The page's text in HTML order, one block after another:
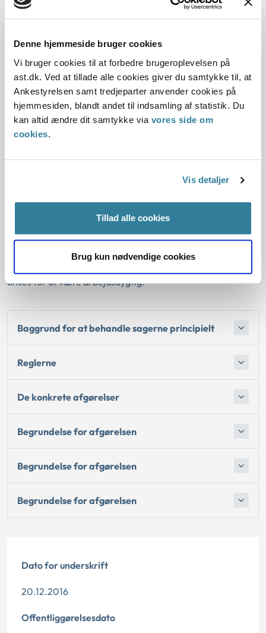
Denne hjemmeside bruger cookies
Vi bruger cookies til at forbedre brugeroplevelsen på
ast.dk. Ved at tillade alle cookies giver du samtykke til, at
Ankestyrelsen samt tredjeparter anvender cookies på
hjemmesiden, blandt andet til indsamling af statistik. Du
kan altid ændre dit samtykke via vores side om
cookies.
Vis detaljer
Tillad alle cookies
Brug kun nødvendige cookies
understøttede borgerens forklaring, og at borgeren ikke var
fremkommet med yderligere oplysninger, der kunne
I en tredje sag var en aktivitetsparat mand udeblevet fra et
tilbud i juli måned. Borgerens læge havde sygemeldt ham i
perioden fra den 27. maj 2016 til den 27. oktober 2016 på
baggrund af flere lidelser.
Ankestyrelsens Beskæftigelsesudvalg vurderede, at
Ankestyrelsens Beskæftigelsesudvalg bemærkede, at en
holdbarheden af en lægeudtalelse, kan kommunen
indhente yderligere lægelige oplysninger, eventuelt ved
speciallægeundersøgelse, og herefter tilsidesætte
anses for at være arbejdsdygtig.
Baggrund for at behandle sagerne principielt
Reglerne
De konkrete afgørelser
Begrundelse for afgørelsen
Begrundelse for afgørelsen
Begrundelse for afgørelsen
Dato for underskrift
20.12.2016
Offentliggørelsesdato